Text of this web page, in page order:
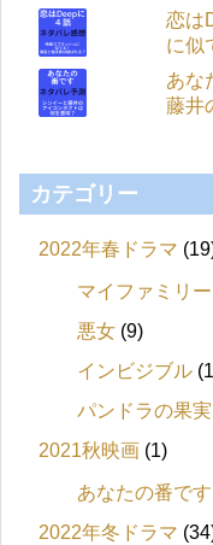
恋は
に似
あな
藤井
カテゴリー
2022年春ドラマ
マイファミリー
悪女 (9)
インビジブル
パンドラの果実
2021秋映画 (1)
あなたの番で
2022年冬ドラマ